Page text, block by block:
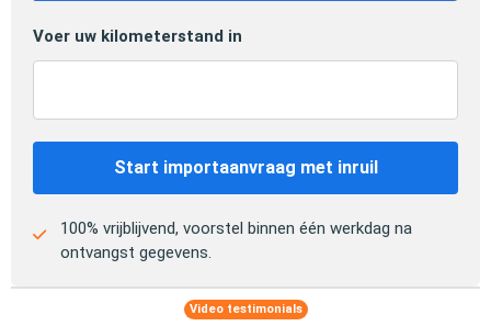
Voer uw kilometerstand in
Start importaanvraag met inruil
100% vrijblijvend, voorstel binnen één werkdag na
ontvangst gegevens.
Video testimonials